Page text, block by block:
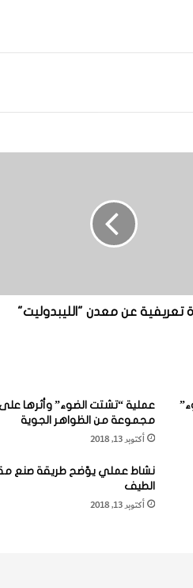
تعريفية عن معدن "الليبدوليت"
عملية “تشتت الضوء” وأثرها على
مجموعة من الظواهر الجوية
أكتوبر 13, 2018
نشاط عملي يوّضح طريقة صنع
الطيف
أكتوبر 13, 2018